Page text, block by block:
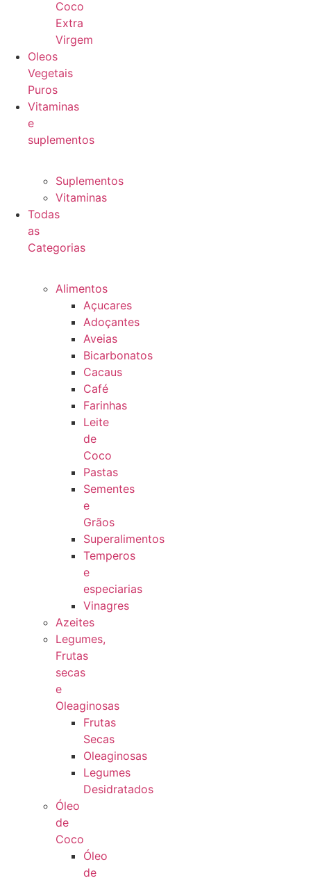
Coco
Extra
Virgem
Oleos
Vegetais
Puros
Vitaminas
e
suplementos
Suplementos
Vitaminas
Todas
as
Categorias
Alimentos
Açucares
Adoçantes
Aveias
Bicarbonatos
Cacaus
Café
Farinhas
Leite
de
Coco
Pastas
Sementes
e
Grãos
Superalimentos
Temperos
e
especiarias
Vinagres
Azeites
Legumes,
Frutas
secas
e
Oleaginosas
Frutas
Secas
Oleaginosas
Legumes
Desidratados
Óleo
de
Coco
Óleo
de